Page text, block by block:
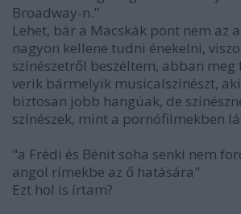
Broadway-n."
Lehet, bár a Macskák pont nem az
nagyon kellene tudni énekelni,
színészetről beszéltem, abban
verik bármelyik musicalszínészt,
biztosan jobb hangúak, de
színészek, mint a pornófilmekben
"a Frédi és Bénit soha senki nem
angol rímekbe az ő hatására"
Ezt hol is írtam?